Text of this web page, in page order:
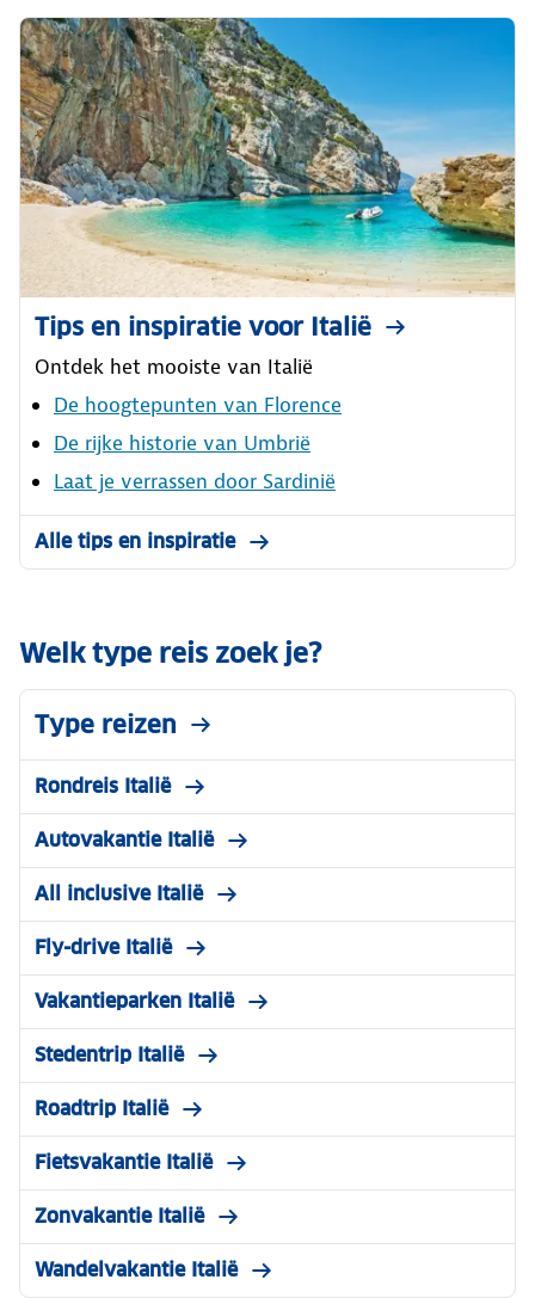
Tips en inspiratie voor Italië
Ontdek het mooiste van Italië
De hoogtepunten van Florence
De rijke historie van Umbrië
Laat je verrassen door Sardinië
Alle tips en inspiratie
Welk type reis zoek je?
Type reizen
Rondreis Italië
Autovakantie Italië
All inclusive Italië
Fly-drive Italië
Vakantieparken Italië
Stedentrip Italië
Roadtrip Italië
Fietsvakantie Italië
Zonvakantie Italië
Wandelvakantie Italië